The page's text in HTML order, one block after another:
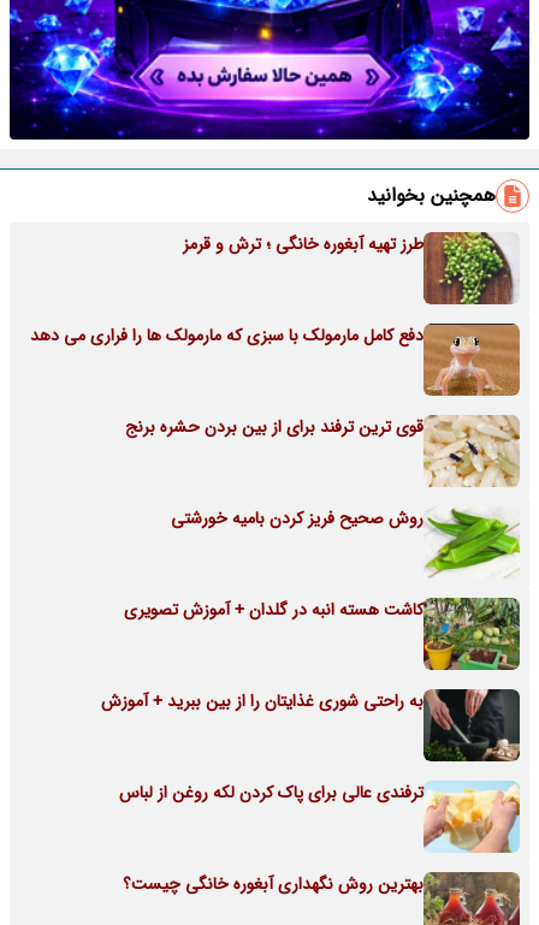
همچنین بخوانید
طرز تهیه آبغوره خانگی ؛ ترش و قرمز
دفع کامل مارمولک با سبزی که مارمولک ها را فراری می دهد
قوی ترین ترفند برای از بین بردن حشره برنج
روش صحیح فریز کردن بامیه خورشتی
کاشت هسته انبه در گلدان + آموزش تصویری
به راحتی شوری غذایتان را از بین ببرید + آموزش
ترفندی عالی برای پاک کردن لکه روغن از لباس
بهترین روش نگهداری آبغوره خانگی چیست؟